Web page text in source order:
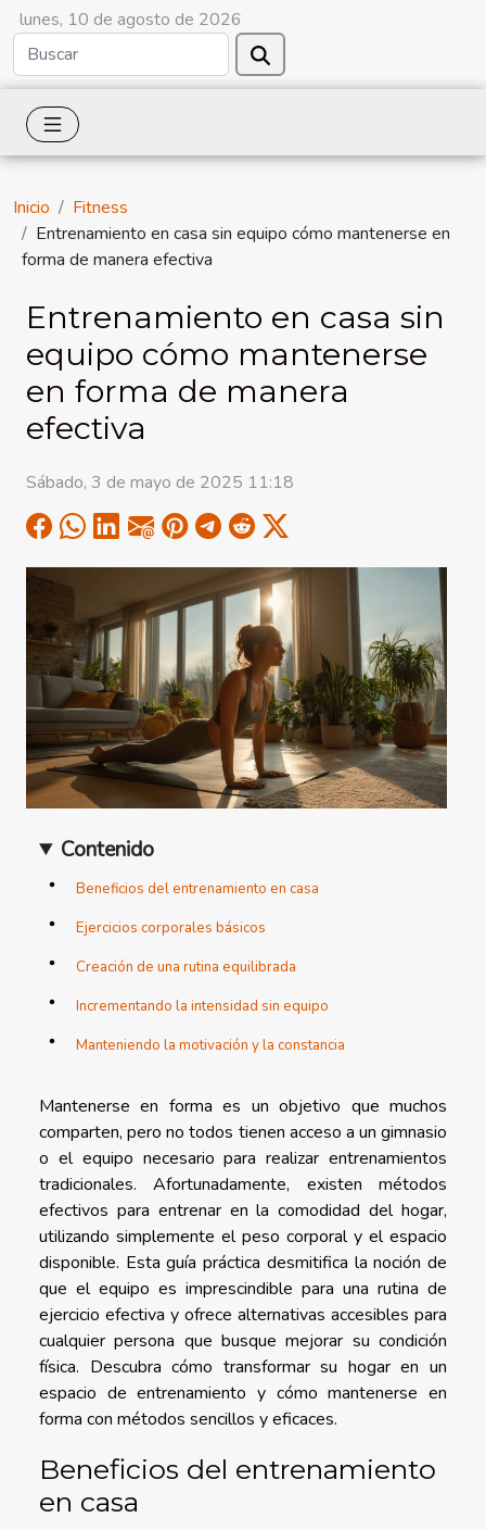
lunes, 10 de agosto de 2026
Inicio
Fitness
Entrenamiento en casa sin equipo cómo mantenerse en
forma de manera efectiva
Entrenamiento en casa sin
equipo cómo mantenerse
en forma de manera
efectiva
Sábado, 3 de mayo de 2025 11:18
Contenido
Beneficios del entrenamiento en casa
Ejercicios corporales básicos
Creación de una rutina equilibrada
Incrementando la intensidad sin equipo
Manteniendo la motivación y la constancia
Mantenerse en forma es un objetivo que muchos
comparten, pero no todos tienen acceso a un gimnasio
o el equipo necesario para realizar entrenamientos
tradicionales. Afortunadamente, existen métodos
efectivos para entrenar en la comodidad del hogar,
utilizando simplemente el peso corporal y el espacio
disponible. Esta guía práctica desmitifica la noción de
que el equipo es imprescindible para una rutina de
ejercicio efectiva y ofrece alternativas accesibles para
cualquier persona que busque mejorar su condición
física. Descubra cómo transformar su hogar en un
espacio de entrenamiento y cómo mantenerse en
forma con métodos sencillos y eficaces.
Beneficios del entrenamiento
en casa